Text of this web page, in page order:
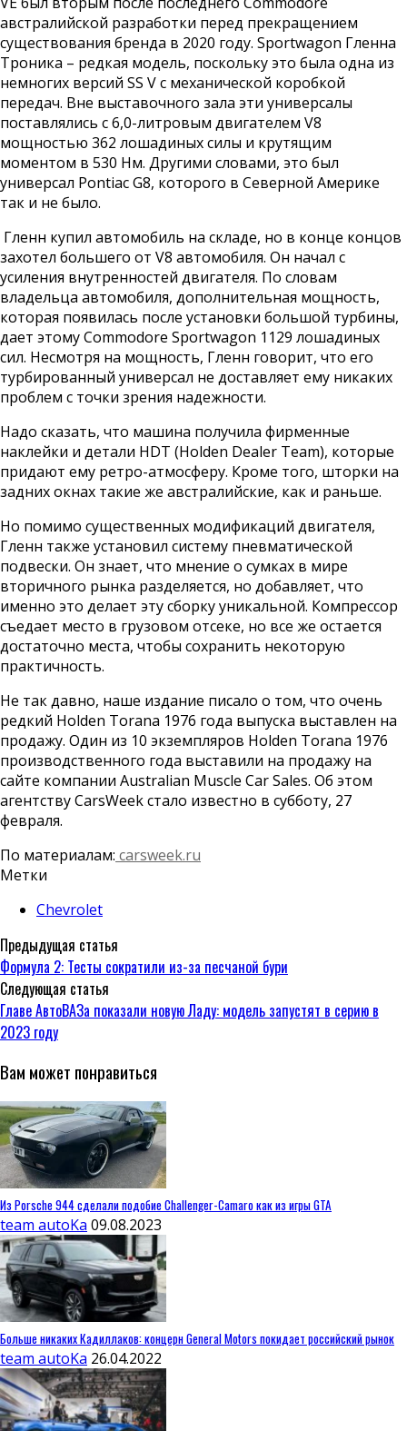
австралийской разработки перед прекращением
существования бренда в 2020 году. Sportwagon Гленна
Троника – редкая модель, поскольку это была одна из
немногих версий SS V с механической коробкой
передач. Вне выставочного зала эти универсалы
поставлялись с 6,0-литровым двигателем V8
мощностью 362 лошадиных силы и крутящим
моментом в 530 Нм. Другими словами, это был
универсал Pontiac G8, которого в Северной Америке
так и не было.
Гленн купил автомобиль на складе, но в конце концов
захотел большего от V8 автомобиля. Он начал с
усиления внутренностей двигателя. По словам
владельца автомобиля, дополнительная мощность,
которая появилась после установки большой турбины,
дает этому Commodore Sportwagon 1129 лошадиных
сил. Несмотря на мощность, Гленн говорит, что его
турбированный универсал не доставляет ему никаких
проблем с точки зрения надежности.
Надо сказать, что машина получила фирменные
наклейки и детали HDT (Holden Dealer Team), которые
придают ему ретро-атмосферу. Кроме того, шторки на
задних окнах такие же австралийские, как и раньше.
Но помимо существенных модификаций двигателя,
Гленн также установил систему пневматической
подвески. Он знает, что мнение о сумках в мире
вторичного рынка разделяется, но добавляет, что
именно это делает эту сборку уникальной. Компрессор
съедает место в грузовом отсеке, но все же остается
достаточно места, чтобы сохранить некоторую
практичность.
Не так давно, наше издание писало о том, что очень
редкий Holden Torana 1976 года выпуска выставлен на
продажу. Один из 10 экземпляров Holden Torana 1976
производственного года выставили на продажу на
сайте компании Australian Muscle Car Sales. Об этом
агентству CarsWeek стало известно в субботу, 27
февраля.
По материалам: carsweek.ru
Метки
Chevrolet
Предыдущая статья
Формула 2: Тесты сократили из-за песчаной бури
Следующая статья
Главе АвтоВАЗа показали новую Ладу: модель запустят в серию в
2023 году
Вам может понравиться
Из Porsche 944 сделали подобие Challenger-Camaro как из игры GTA
team autoKa 09.08.2023
Больше никаких Кадиллаков: концерн General Motors покидает российский рынок
team autoKa 26.04.2022